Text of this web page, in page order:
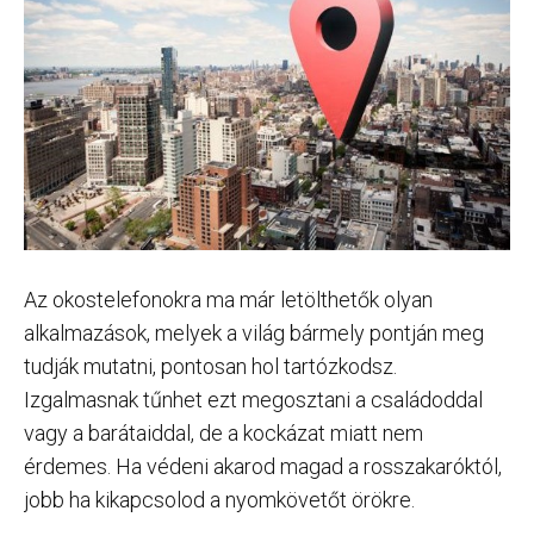
Az okostelefonokra ma már letölthetők olyan
alkalmazások, melyek a világ bármely pontján meg
tudják mutatni, pontosan hol tartózkodsz.
Izgalmasnak tűnhet ezt megosztani a családoddal
vagy a barátaiddal, de a kockázat miatt nem
érdemes. Ha védeni akarod magad a rosszakaróktól,
jobb ha kikapcsolod a nyomkövetőt örökre.